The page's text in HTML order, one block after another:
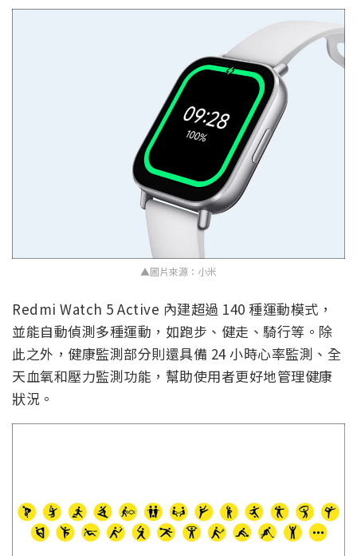
▲圖片來源：小米
Redmi Watch 5 Active 內建超過 140 種運動模式，
並能自動偵測多種運動，如跑步、健走、騎行等。除
此之外，健康監測部分則還具備 24 小時心率監測、全
天血氧和壓力監測功能，幫助使用者更好地管理健康
狀況。